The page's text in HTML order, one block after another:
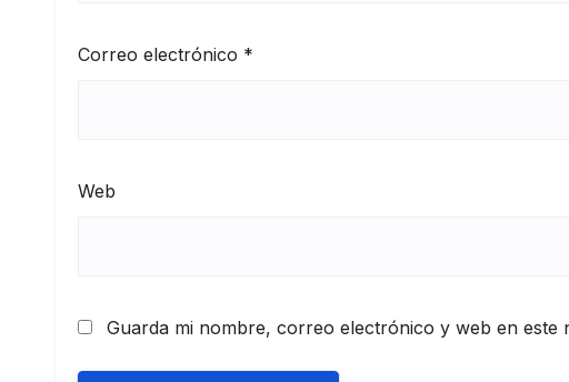
Correo electrónico *
Web
Guarda mi nombre, correo electrónico y web en este